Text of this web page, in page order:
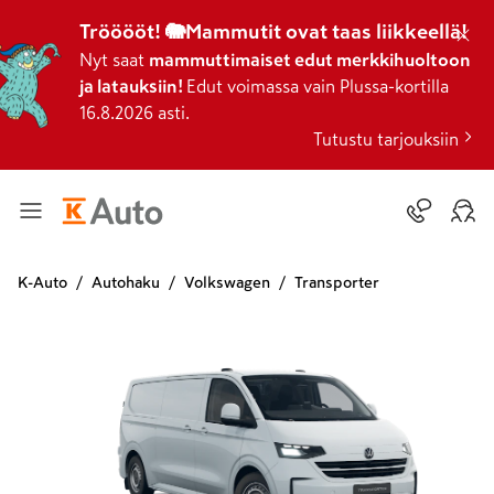
Trööööt! 🐘Mammutit ovat taas liikkeellä!
Nyt saat mammuttimaiset edut merkkihuoltoon
ja latauksiin! Edut voimassa vain Plussa-kortilla
16.8.2026 asti.
Tutustu tarjouksiin
K-Auto Autohaku Volkswagen Transporter